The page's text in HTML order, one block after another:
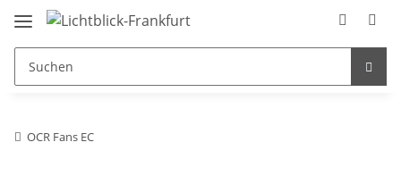
OCR Fans EC